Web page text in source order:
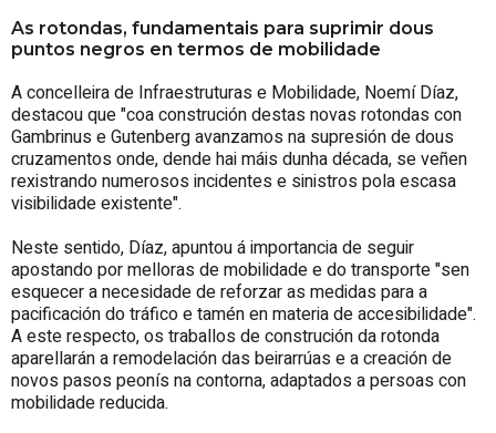
As rotondas, fundamentais para suprimir dous
puntos negros en termos de mobilidade
A concelleira de Infraestruturas e Mobilidade, Noemí Díaz,
destacou que "coa construción destas novas rotondas con
Gambrinus e Gutenberg avanzamos na supresión de dous
cruzamentos onde, dende hai máis dunha década, se veñen
rexistrando numerosos incidentes e sinistros pola escasa
visibilidade existente".
Neste sentido, Díaz, apuntou á importancia de seguir
apostando por melloras de mobilidade e do transporte "sen
esquecer a necesidade de reforzar as medidas para a
pacificación do tráfico e tamén en materia de accesibilidade".
A este respecto, os traballos de construción da rotonda
aparellarán a remodelación das beirarrúas e a creación de
novos pasos peonís na contorna, adaptados a persoas con
mobilidade reducida.